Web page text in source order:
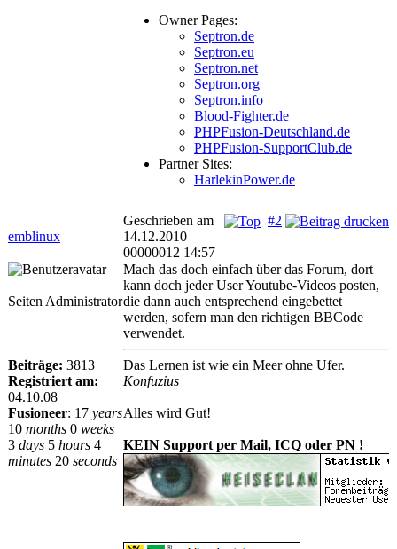
Owner Pages:
Septron.de
Septron.eu
Septron.net
Septron.org
Septron.info
Blood-Fighter.de
PHPFusion-Deutschland.de
PHPFusion-SupportClub.de
Partner Sites:
HarlekinPower.de
emblinux
#2
Geschrieben am
14.12.2010
00000012 14:57
Seiten Administrator
Beiträge: 3813
Registriert am:
04.10.08
Fusioneer: 17 years
10 months 0 weeks
3 days 5 hours 4
minutes 20 seconds
Mach das doch einfach über das Forum, dort
kann doch jeder User Youtube-Videos posten,
die dann auch entsprechend eingebettet
werden, sofern man den richtigen BBCode
verwendet.
Das Lernen ist wie ein Meer ohne Ufer.
Konfuzius
Alles wird Gut!
KEIN Support per Mail, ICQ oder PN !